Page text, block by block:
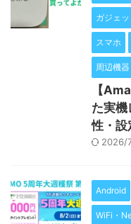
ガジェ
スマホ
周辺機器
【
た実機
性・設
2026/
Android
WiFi・